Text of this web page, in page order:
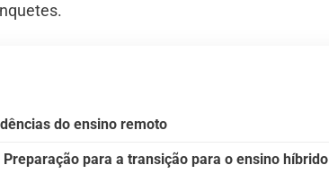
do ensino remoto
Preparação para a transição para o ensino híbrido